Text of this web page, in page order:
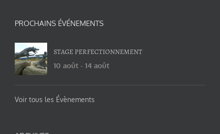
PROCHAINS ÉVÉNEMENTS
STAGE PERFECTIONNEMENT
10 août - 14 août
Voir tous les Évènements